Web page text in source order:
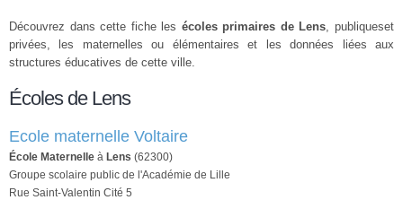
Découvrez dans cette fiche les écoles primaires de Lens, publiqueset
privées, les maternelles ou élémentaires et les données liées aux
structures éducatives de cette ville.
Écoles de Lens
Ecole maternelle Voltaire
École Maternelle à Lens (62300)
Groupe scolaire public de l'Académie de Lille
Rue Saint-Valentin Cité 5